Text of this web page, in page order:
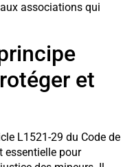
associations qui
et
L1521-29 du Code de
essentielle pour